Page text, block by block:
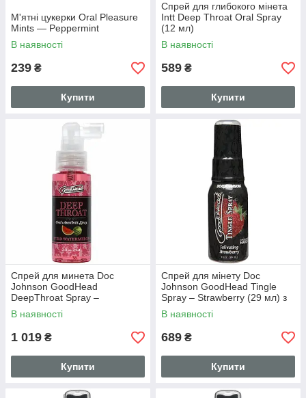
М'ятні цукерки Oral Pleasure
Mints — Peppermint
В наявності
239 ₴
Купити
Спрей для глибокого мінета
Intt Deep Throat Oral Spray
(12 мл)
В наявності
589 ₴
Купити
Спрей для минета Doc
Johnson GoodHead
DeepThroat Spray –
Watermelon 59 мл для
глубокого минета
В наявності
1 019 ₴
Купити
Спрей для мінету Doc
Johnson GoodHead Tingle
Spray – Strawberry (29 мл) з
вібруючим ефектом
В наявності
689 ₴
Купити